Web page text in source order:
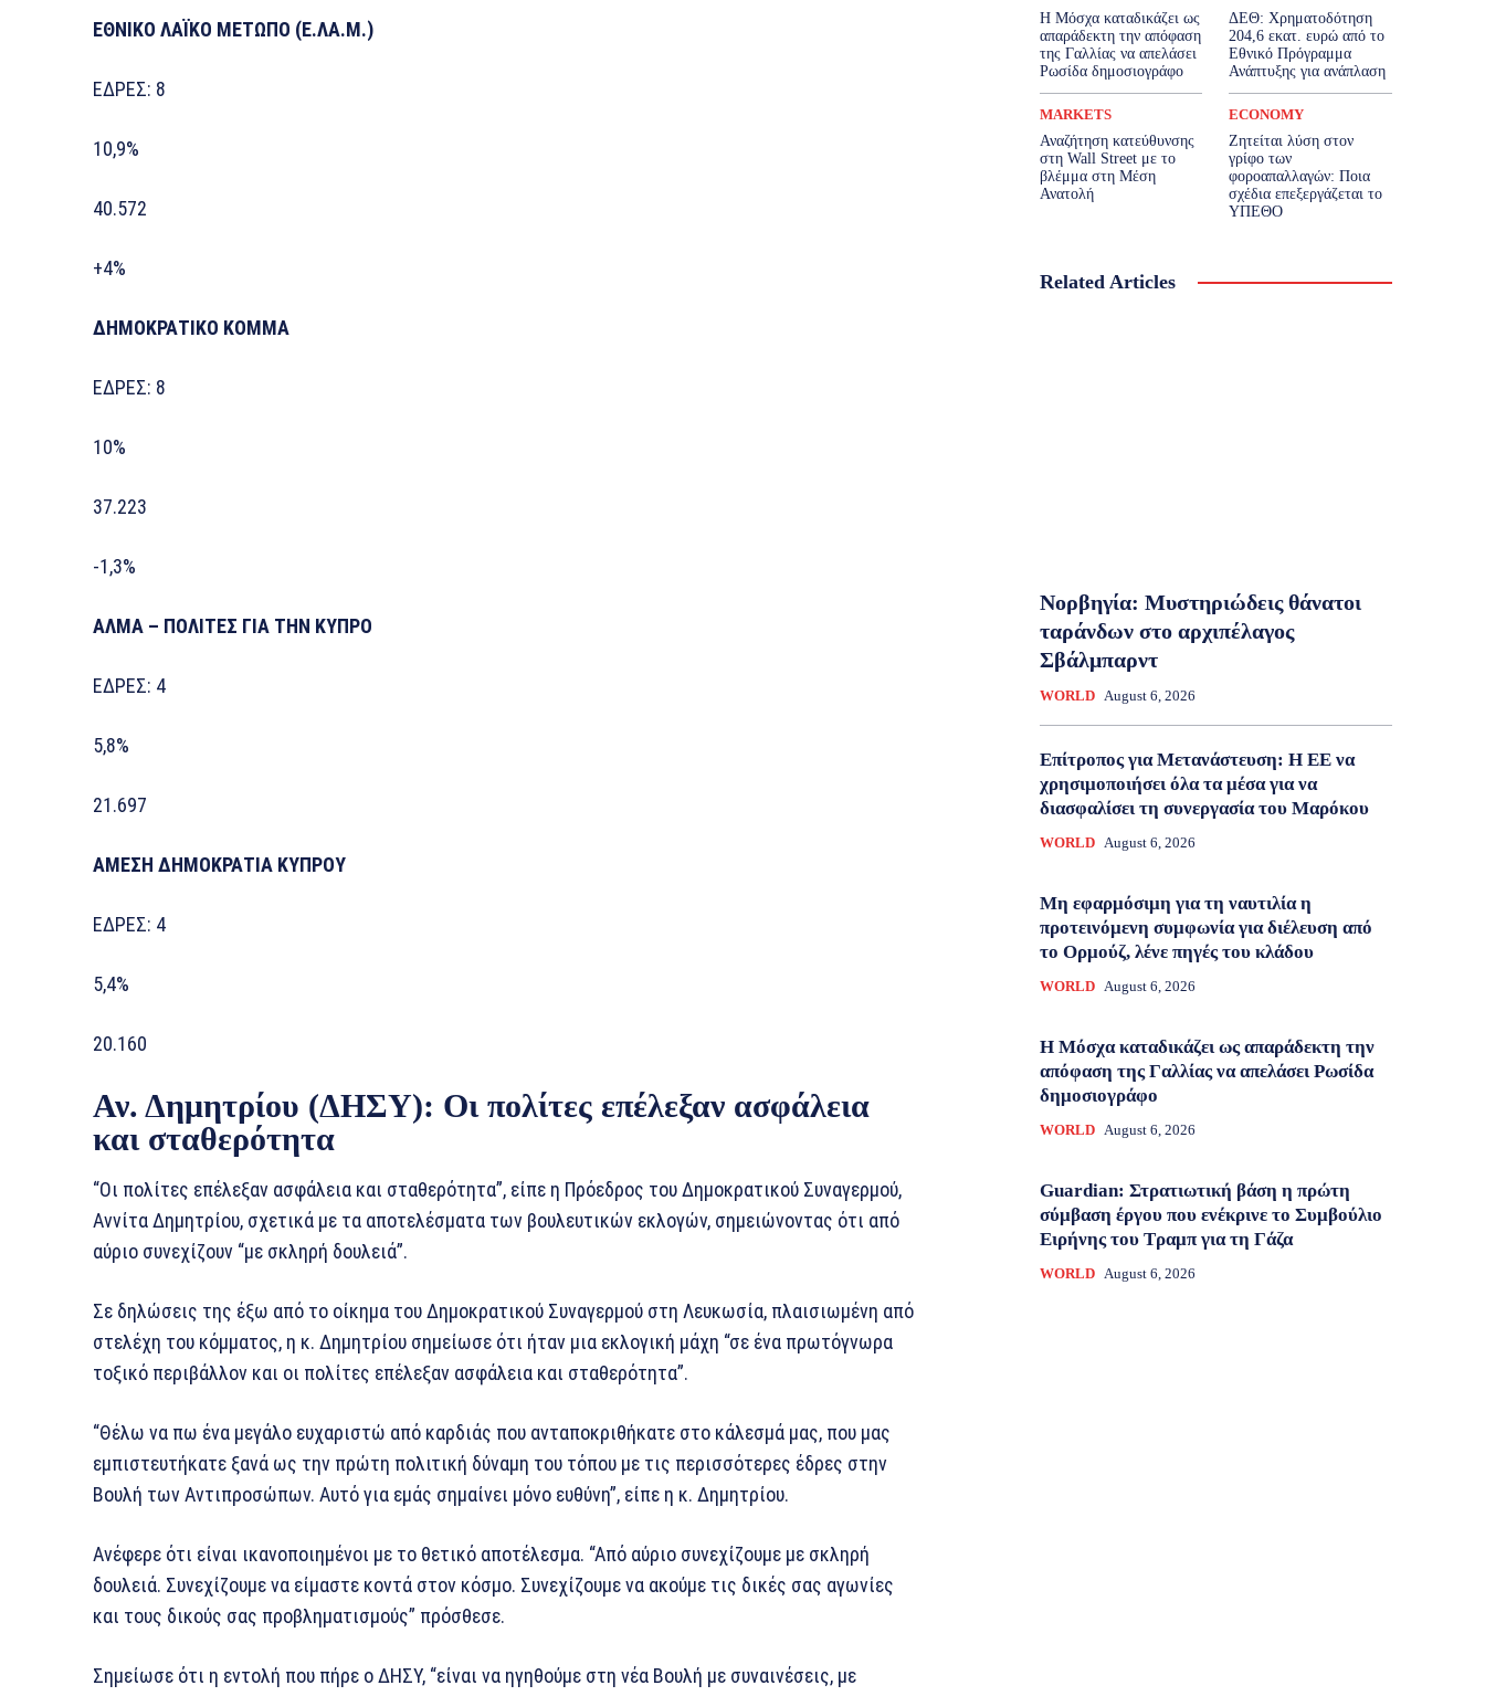
ΕΘΝΙΚΟ ΛΑΪΚΟ ΜΕΤΩΠΟ (Ε.ΛΑ.Μ.)
ΕΔΡΕΣ: 8
10,9%
40.572
+4%
ΔΗΜΟΚΡΑΤΙΚΟ ΚΟΜΜΑ
ΕΔΡΕΣ: 8
10%
37.223
-1,3%
ΑΛΜΑ – ΠΟΛΙΤΕΣ ΓΙΑ ΤΗΝ ΚΥΠΡΟ
ΕΔΡΕΣ: 4
5,8%
21.697
ΑΜΕΣΗ ΔΗΜΟΚΡΑΤΙΑ ΚΥΠΡΟΥ
ΕΔΡΕΣ: 4
5,4%
20.160
Αν. Δημητρίου (ΔΗΣΥ): Οι πολίτες επέλεξαν ασφάλεια
και σταθερότητα
“Οι πολίτες επέλεξαν ασφάλεια και σταθερότητα”, είπε η Πρόεδρος του Δημοκρατικού Συναγερμού,
Αννίτα Δημητρίου, σχετικά με τα αποτελέσματα των βουλευτικών εκλογών, σημειώνοντας ότι από
αύριο συνεχίζουν “με σκληρή δουλειά”.
Σε δηλώσεις της έξω από το οίκημα του Δημοκρατικού Συναγερμού στη Λευκωσία, πλαισιωμένη από
στελέχη του κόμματος, η κ. Δημητρίου σημείωσε ότι ήταν μια εκλογική μάχη “σε ένα πρωτόγνωρα
τοξικό περιβάλλον και οι πολίτες επέλεξαν ασφάλεια και σταθερότητα”.
“Θέλω να πω ένα μεγάλο ευχαριστώ από καρδιάς που ανταποκριθήκατε στο κάλεσμά μας, που μας
εμπιστευτήκατε ξανά ως την πρώτη πολιτική δύναμη του τόπου με τις περισσότερες έδρες στην
Βουλή των Αντιπροσώπων. Αυτό για εμάς σημαίνει μόνο ευθύνη”, είπε η κ. Δημητρίου.
Ανέφερε ότι είναι ικανοποιημένοι με το θετικό αποτέλεσμα. “Από αύριο συνεχίζουμε με σκληρή
δουλειά. Συνεχίζουμε να είμαστε κοντά στον κόσμο. Συνεχίζουμε να ακούμε τις δικές σας αγωνίες
και τους δικούς σας προβληματισμούς” πρόσθεσε.
Σημείωσε ότι η εντολή που πήρε ο ΔΗΣΥ, “είναι να ηγηθούμε στη νέα Βουλή με συναινέσεις, με
Η Μόσχα καταδικάζει ως
απαράδεκτη την απόφαση
της Γαλλίας να απελάσει
Ρωσίδα δημοσιογράφο
ΔΕΘ: Χρηματοδότηση
204,6 εκατ. ευρώ από το
Εθνικό Πρόγραμμα
Ανάπτυξης για ανάπλαση
MARKETS
Αναζήτηση κατεύθυνσης
στη Wall Street με το
βλέμμα στη Μέση
Ανατολή
ECONOMY
Ζητείται λύση στον
γρίφο των
φοροαπαλλαγών: Ποια
σχέδια επεξεργάζεται το
ΥΠΕΘΟ
Related Articles
Νορβηγία: Μυστηριώδεις θάνατοι
ταράνδων στο αρχιπέλαγος
Σβάλμπαρντ
WORLD August 6, 2026
Επίτροπος για Μετανάστευση: Η ΕΕ να
χρησιμοποιήσει όλα τα μέσα για να
διασφαλίσει τη συνεργασία του Μαρόκου
WORLD August 6, 2026
Μη εφαρμόσιμη για τη ναυτιλία η
προτεινόμενη συμφωνία για διέλευση από
το Ορμούζ, λένε πηγές του κλάδου
WORLD August 6, 2026
Η Μόσχα καταδικάζει ως απαράδεκτη την
απόφαση της Γαλλίας να απελάσει Ρωσίδα
δημοσιογράφο
WORLD August 6, 2026
Guardian: Στρατιωτική βάση η πρώτη
σύμβαση έργου που ενέκρινε το Συμβούλιο
Ειρήνης του Τραμπ για τη Γάζα
WORLD August 6, 2026